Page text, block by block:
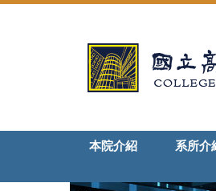
本院介紹
系所介